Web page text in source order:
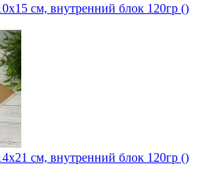
см, внутренний блок 120гр ()
см, внутренний блок 120гр ()